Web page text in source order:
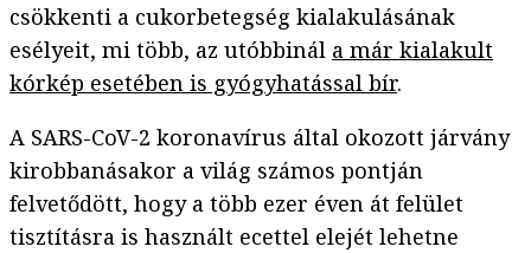
csökkenti a cukorbetegség kialakulásának
esélyeit, mi több, az utóbbinál a már kialakult
kórkép esetében is gyógyhatással bír.
A SARS-CoV-2 koronavírus által okozott járvány
kirobbanásakor a világ számos pontján
felvetődött, hogy a több ezer éven át felület
tisztításra is használt ecettel elejét lehetne